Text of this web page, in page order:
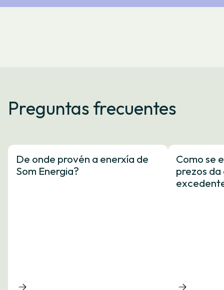
Preguntas frecuentes
De onde provén a enerxía de
Som Energia?
Como se
prezos da